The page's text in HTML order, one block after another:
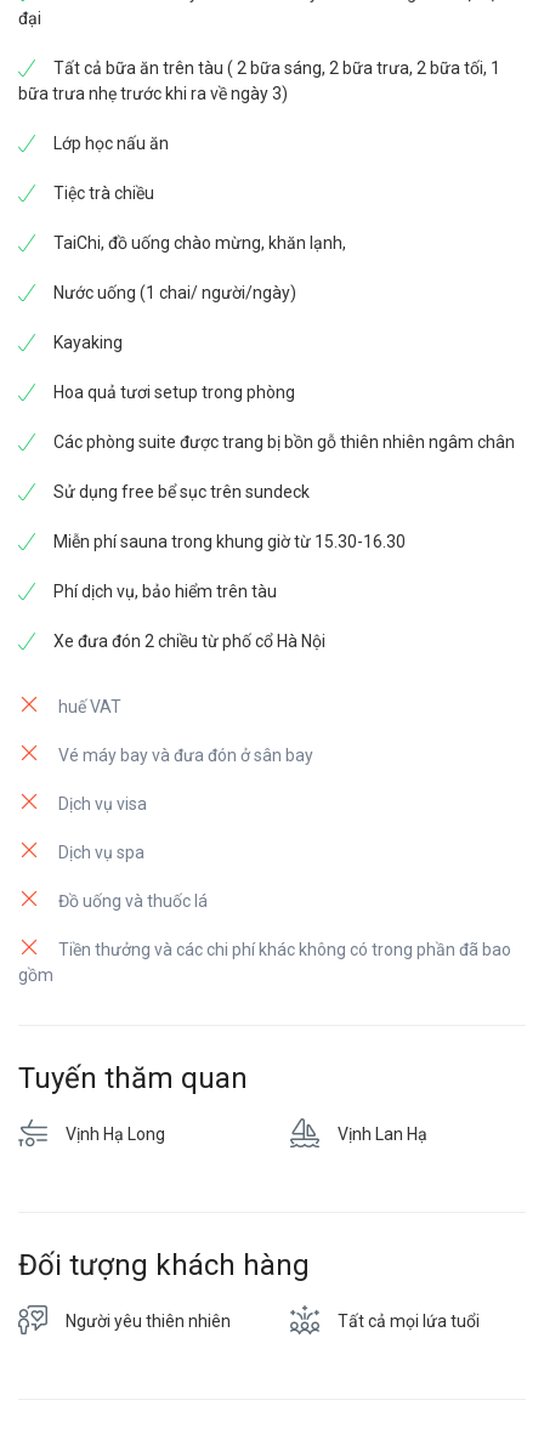
BIỂN VÀ TÍN HIỆU TỪ VỆ TINH BỊ CHẶN BỞI ĐỊA HÌNH NÚI
VÀ CÁC-XTƠ ĐÁ VÔI
Hoa Sen, Áo Choàng Tắm, Ban Công
đại
Tất cả bữa ăn trên tàu ( 2 bữa sáng, 2 bữa trưa, 2 bữa tối, 1
bữa trưa nhẹ trước khi ra về ngày 3)
Lớp học nấu ăn
Tiệc trà chiều
TaiChi, đồ uống chào mừng, khăn lạnh,
Nước uống (1 chai/ người/ngày)
Kayaking
Hoa quả tươi setup trong phòng
Các phòng suite được trang bị bồn gỗ thiên nhiên ngâm chân
Sử dụng free bể sục trên sundeck
Miễn phí sauna trong khung giờ từ 15.30-16.30
Phí dịch vụ, bảo hiểm trên tàu
Xe đưa đón 2 chiều từ phố cổ Hà Nội
huế VAT
Vé máy bay và đưa đón ở sân bay
Dịch vụ visa
Dịch vụ spa
Đồ uống và thuốc lá
Tiền thưởng và các chi phí khác không có trong phần đã bao
gồm
Tuyến thăm quan
Vịnh Hạ Long Vịnh Lan Hạ
Đối tượng khách hàng
Người yêu thiên nhiên Tất cả mọi lứa tuổi